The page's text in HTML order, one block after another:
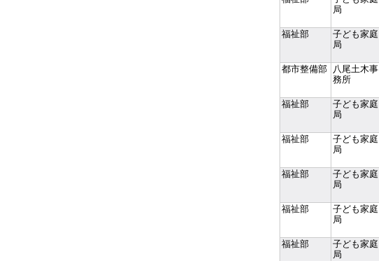
局
福祉部
子ども家庭
局
都市整備部
八尾土木事
務所
福祉部
子ども家庭
局
福祉部
子ども家庭
局
福祉部
子ども家庭
局
福祉部
子ども家庭
局
福祉部
子ども家庭
局